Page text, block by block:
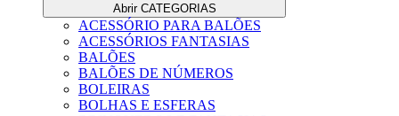
Abrir CATEGORIAS
ACESSÓRIO PARA BALÕES
ACESSÓRIOS FANTASIAS
BALÕES
BALÕES DE NÚMEROS
BOLEIRAS
BOLHAS E ESFERAS